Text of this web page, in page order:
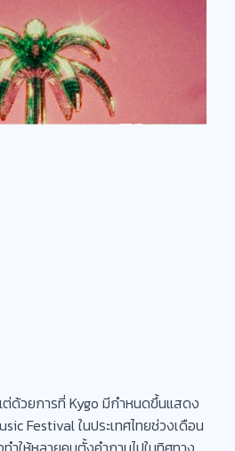
ด้วยการที่ Kygo มีกำหนดขึ้นแสดง
Festival ในประเทศไทยช่วงเดือน